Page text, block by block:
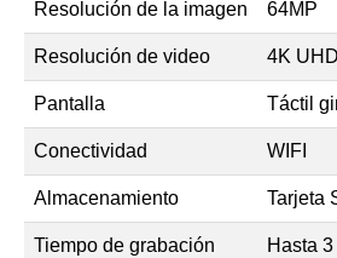
Resolución de la imagen 64MP
Resolución de video 4K
Pantalla Táctil
Conectividad WIFI
Almacenamiento Tarjeta
Tiempo de grabación Hasta